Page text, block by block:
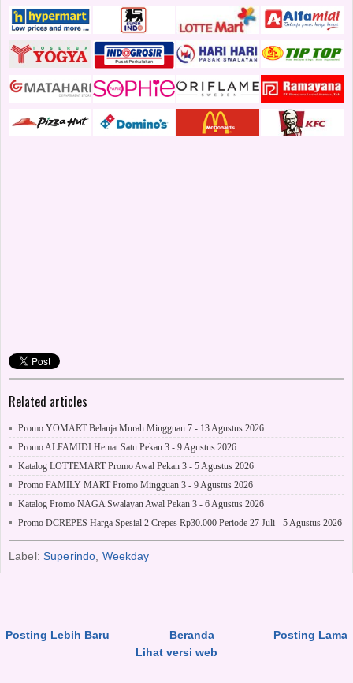
Related articles
Promo YOMART Belanja Murah Mingguan 7 - 13 Agustus 2026
Promo ALFAMIDI Hemat Satu Pekan 3 - 9 Agustus 2026
Katalog LOTTEMART Promo Awal Pekan 3 - 5 Agustus 2026
Promo FAMILY MART Promo Mingguan 3 - 9 Agustus 2026
Katalog Promo NAGA Swalayan Awal Pekan 3 - 6 Agustus 2026
Promo DCREPES Harga Spesial 2 Crepes Rp30.000 Periode 27 Juli - 5 Agustus 2026
Label: Superindo, Weekday
Posting Lebih Baru Posting Lama
Beranda
Lihat versi web